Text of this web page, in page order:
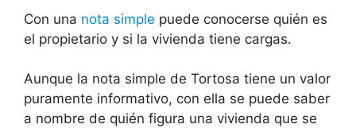
Con una nota simple puede conocerse quién es
el propietario y si la vivienda tiene cargas.
Aunque la nota simple de Tortosa tiene un valor
puramente informativo, con ella se puede saber
a nombre de quién figura una vivienda que se